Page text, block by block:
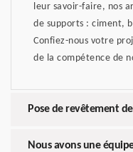
leur savoir-faire, nos
de supports : ciment,
Confiez-nous votre
de la compétence de
Pose de revêtement de
Nous avons une